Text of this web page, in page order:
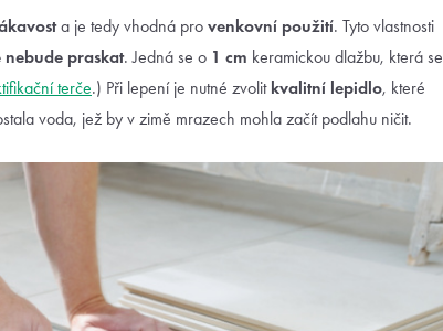
a je tedy vhodná pro venkovní použití. Tyto vlastnosti
nebude praskat. Jedná se o 1 cm keramickou dlažbu, která se
terče.) Při lepení je nutné zvolit kvalitní lepidlo, které
voda, jež by v zimě mrazech mohla začít podlahu ničit.